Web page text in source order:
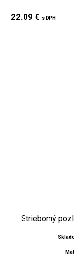
22.09 € s DPH
Strieborný